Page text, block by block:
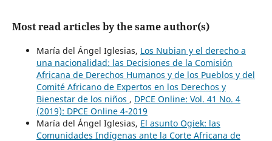
Most read articles by the same author(s)
María del Ángel Iglesias, Los Nubian y el derecho a
una nacionalidad: las Decisiones de la Comisión
Africana de Derechos Humanos y de los Pueblos y del
Comité Africano de Expertos en los Derechos y
Bienestar de los niños , DPCE Online: Vol. 41 No. 4
(2019): DPCE Online 4-2019
María del Ángel Iglesias, El asunto Ogiek: las
Comunidades Indígenas ante la Corte Africana de